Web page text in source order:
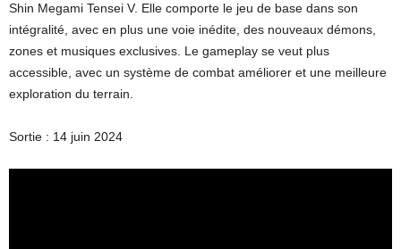
Shin Megami Tensei V. Elle comporte le jeu de base dans son
intégralité, avec en plus une voie inédite, des nouveaux démons,
zones et musiques exclusives. Le gameplay se veut plus
accessible, avec un système de combat améliorer et une meilleure
exploration du terrain.
Sortie : 14 juin 2024